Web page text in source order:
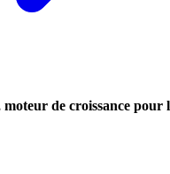
de croissance pour